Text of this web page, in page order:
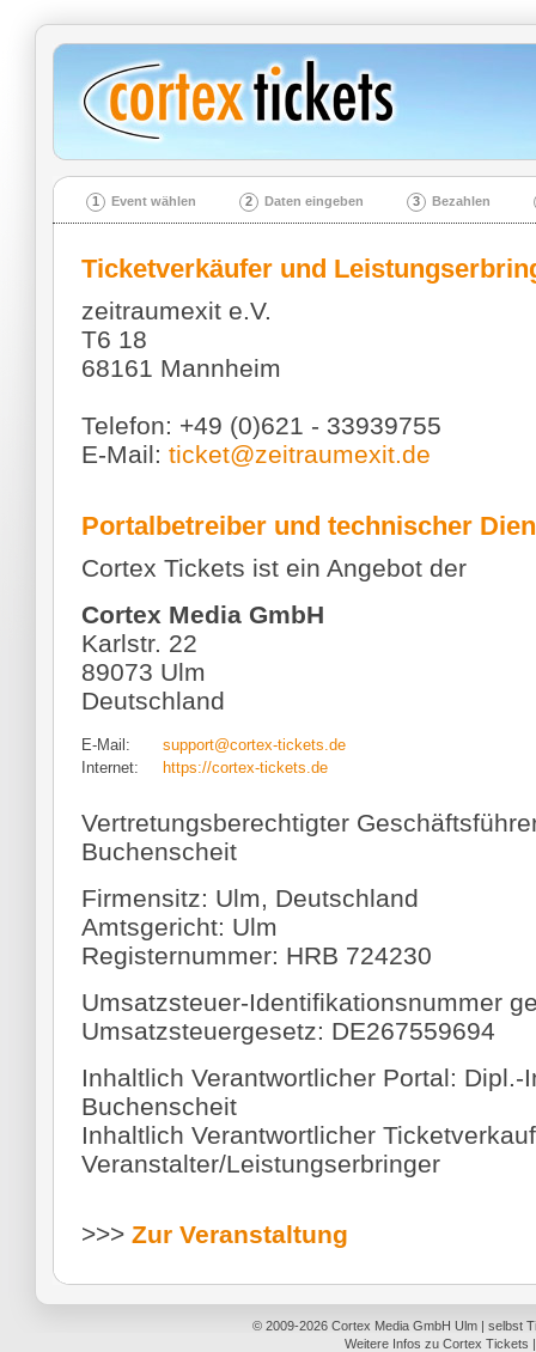
1 Event wählen 2 Daten eingeben 3 Bezahlen
Ticketverkäufer und
zeitraumexit e.V.
T6 18
68161 Mannheim
Telefon: +49 (0)621 - 33939755
E-Mail: ticket@zeitraumexit.de
Portalbetreiber und technischer
Cortex Tickets ist ein Angebot der
Cortex Media GmbH
Karlstr. 22
89073 Ulm
Deutschland
E-Mail:
support@cortex-tickets.de
Internet:
https://cortex-tickets.de
Vertretungsberechtigter
Buchenscheit
Firmensitz: Ulm, Deutschland
Amtsgericht: Ulm
Registernummer: HRB 724230
Umsatzsteuer-Identifikationsnummer
Umsatzsteuergesetz: DE267559694
Inhaltlich Verantwortlicher Portal: Dipl.-
Buchenscheit
Inhaltlich Verantwortlicher
Veranstalter/Leistungserbringer
>>> Zur Veranstaltung
© 2009-2026 Cortex Media GmbH Ulm | selbst
Weitere Infos zu Cortex Tickets